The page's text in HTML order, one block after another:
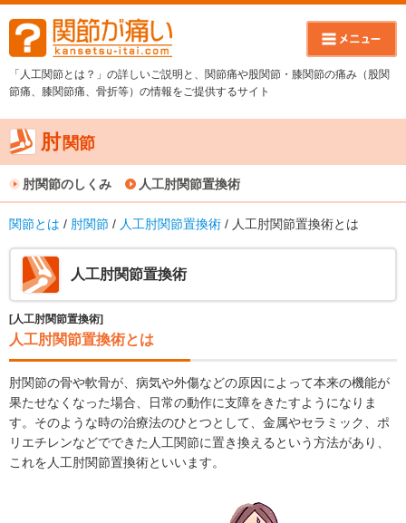
「人工関節とは？」の詳しいご説明と、関節痛や股関節・膝関節の痛み（股関
節痛、膝関節痛、骨折等）の情報をご提供するサイト
肘 関節
肘関節のしくみ 人工肘関節置換術
関節とは / 肘関節 / 人工肘関節置換術 / 人工肘関節置換術とは
人工肘関節置換術
[人工肘関節置換術]
人工肘関節置換術とは
肘関節の骨や軟骨が、病気や外傷などの原因によって本来の機能が
果たせなくなった場合、日常の動作に支障をきたすようになりま
す。そのような時の治療法のひとつとして、金属やセラミック、ポ
リエチレンなどでできた人工関節に置き換えるという方法があり、
これを人工肘関節置換術といいます。